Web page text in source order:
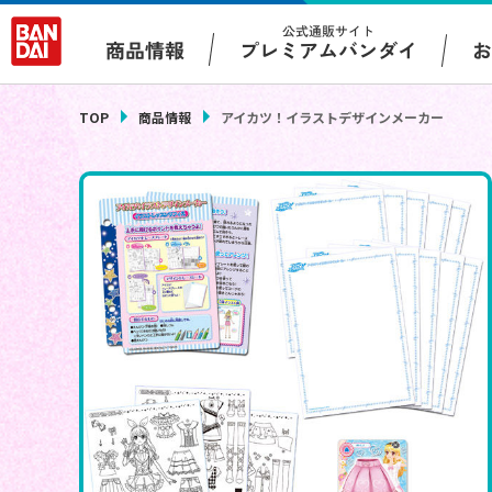
商品情報
公式通販サイト
プレミアムバンダイ
TOP 商品情報 アイカツ！イラストデザインメーカー